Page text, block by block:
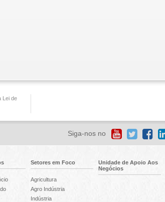
Lei de
Siga-nos no
Setores em Foco
Agricultura
Agro Indústria
Indústria
Unidade de Apoio Aos
Negócios